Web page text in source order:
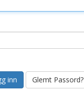
Glemt Passord?